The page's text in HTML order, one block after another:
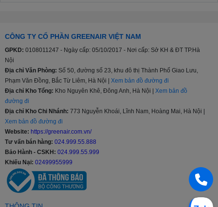
khiển
Chất
lồng
giặt
Thép không gỉ
Khối
lượng
giặt
Dưới 8 kg, 8 - 9 kg, 9.5 - 10 kg, Từ 10.5 - 11 kg, Từ
11.5 - 12.5 kg, Từ 13 kg trở lên
Tiện
ích
Chạy êm và bền (truyền động trực tiếp), Inverter tiết
kiệm điện, Giặt đồ trẻ em, Tự động phân bổ nước giặt
và nước xả
CÔNG TY CỔ PHẦN GREENAIR VIỆT NAM
GPKD: 0108011247 - Ngày cấp: 05/10/2017 - Nơi cấp: Sở KH & ĐT TP.Hà
Nội
Địa chỉ Văn Phòng: Số 50, đường số 23, khu đô thị Thành Phố Giao Lưu,
Phạm Văn Đồng, Bắc Từ Liêm, Hà Nội | Xem bản đồ đường đi
Địa chỉ Kho Tổng: Kho Nguyên Khê, Đông Anh, Hà Nội | Xem bản đồ
đường đi
Địa chỉ Kho Chi Nhánh: 773 Nguyễn Khoái, Lĩnh Nam, Hoàng Mai, Hà Nội |
Xem bản đồ đường đi
Website: https://greenair.com.vn/
Tư vấn bán hàng: 024.999.55.888
Bảo Hành - CSKH: 024.999.55.999
Khiếu Nại: 02499955999